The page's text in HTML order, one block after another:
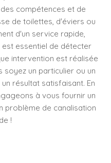
compétences et de
de toilettes, d'éviers ou
d'un service rapide,
est essentiel de détecter
intervention est réalisée
soyez un particulier ou un
résultat satisfaisant. En
à vous fournir un
problème de canalisation
!